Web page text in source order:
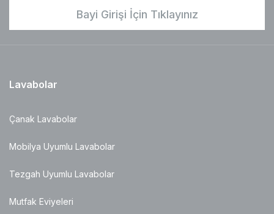
Bayi Girişi İçin Tıklayınız
Lavabolar
Çanak Lavabolar
Mobilya Uyumlu Lavabolar
Tezgah Uyumlu Lavabolar
Mutfak Eviyeleri